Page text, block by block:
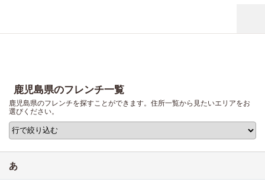
鹿児島県のフレンチ一覧
鹿児島県のフレンチを探すことができます。住所一覧から見たいエリアをお
選びください。
あ